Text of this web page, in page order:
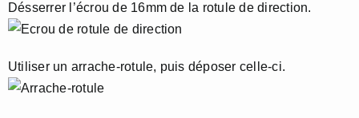
Désserrer l’écrou de 16mm de la rotule de direction.
Utiliser un arrache-rotule, puis déposer celle-ci.